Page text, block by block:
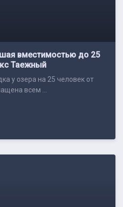
вместимостью до 25
Таежный
у озера на 25 человек от
всем ...